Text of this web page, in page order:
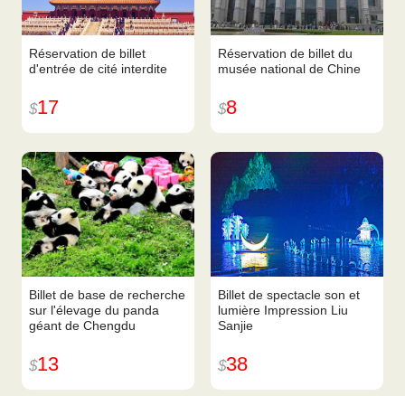
Réservation de billet
d'entrée de cité interdite
$17
Réservation de billet du
musée national de Chine
$8
Billet de base de recherche
sur l'élevage du panda
géant de Chengdu
$13
Billet de spectacle son et
lumière Impression Liu
Sanjie
$38